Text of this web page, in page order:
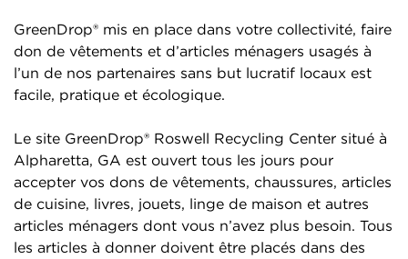
GreenDrop® mis en place dans votre collectivité, faire
don de vêtements et d’articles ménagers usagés à
l’un de nos partenaires sans but lucratif locaux est
facile, pratique et écologique.
Le site GreenDrop® Roswell Recycling Center situé à
Alpharetta, GA est ouvert tous les jours pour
accepter vos dons de vêtements, chaussures, articles
de cuisine, livres, jouets, linge de maison et autres
articles ménagers dont vous n’avez plus besoin. Tous
les articles à donner doivent être placés dans des